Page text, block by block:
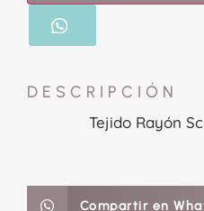
DESCRIPCIÓN
Tejido Rayón
Compartir en